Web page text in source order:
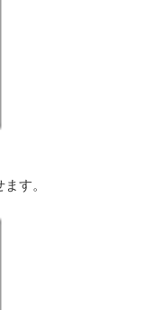
す。